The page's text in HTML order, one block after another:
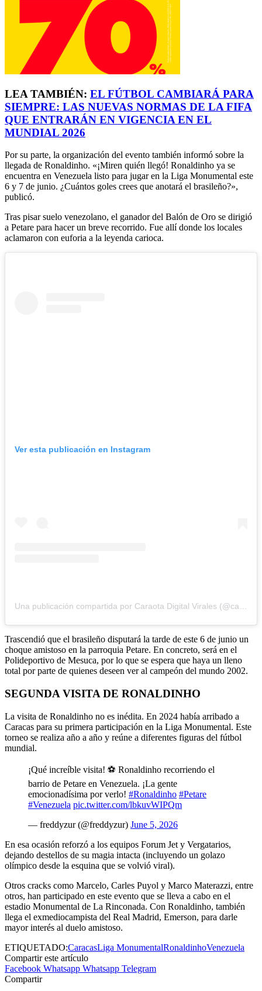
LEA TAMBIÉN: EL FÚTBOL CAMBIARÁ PARA
SIEMPRE: LAS NUEVAS NORMAS DE LA FIFA
QUE ENTRARÁN EN VIGENCIA EN EL
MUNDIAL 2026
Por su parte, la organización del evento también informó sobre la
llegada de Ronaldinho. «¡Miren quién llegó! Ronaldinho ya se
encuentra en Venezuela listo para jugar en la Liga Monumental este
6 y 7 de junio. ¿Cuántos goles crees que anotará el brasileño?»,
publicó.
Tras pisar suelo venezolano, el ganador del Balón de Oro se dirigió
a Petare para hacer un breve recorrido. Fue allí donde los locales
aclamaron con euforia a la leyenda carioca.
Ver esta publicación en Instagram
Una publicación compartida por Caraota Digital Virales (@caraotadigitalvirales)
Trascendió que el brasileño disputará la tarde de este 6 de junio un
choque amistoso en la parroquia Petare. En concreto, será en el
Polideportivo de Mesuca, por lo que se espera que haya un lleno
total por parte de quienes deseen ver al campeón del mundo 2002.
SEGUNDA VISITA DE RONALDINHO
La visita de Ronaldinho no es inédita. En 2024 había arribado a
Caracas para su primera participación en la Liga Monumental. Este
torneo se realiza año a año y reúne a diferentes figuras del fútbol
mundial.
¡Qué increíble visita! ⚽ Ronaldinho recorriendo el
barrio de Petare en Venezuela. ¡La gente
emocionadísima por verlo! #Ronaldinho #Petare
#Venezuela pic.twitter.com/lbkuvWIPQm
— freddyzur (@freddyzur) June 5, 2026
En esa ocasión reforzó a los equipos Forum Jet y Vergatarios,
dejando destellos de su magia intacta (incluyendo un golazo
olímpico desde la esquina que se volvió viral).
Otros cracks como Marcelo, Carles Puyol y Marco Materazzi, entre
otros, han participado en este evento que se lleva a cabo en el
estadio Monumental de La Rinconada. Con Ronaldinho, también
llega el exmediocampista del Real Madrid, Emerson, para darle
mayor interés al duelo amistoso.
ETIQUETADO:CaracasLiga MonumentalRonaldinhoVenezuela
Compartir este artículo
Facebook Whatsapp Whatsapp Telegram
Compartir